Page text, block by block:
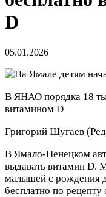
D
05.01.2026
В ЯНАО порядка 18
витамином D
Григорий Шугаев
В Ямало-Ненецком
выдавать витамин D.
малышей с рождения
бесплатно по рецепту